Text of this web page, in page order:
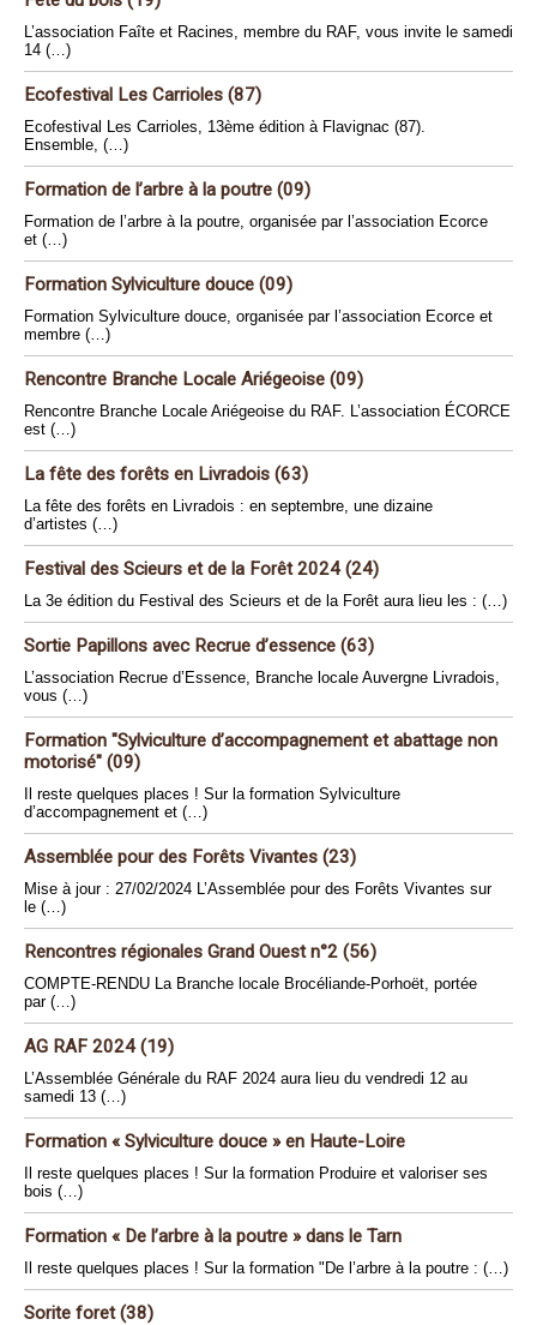
L’association Faîte et Racines, membre du RAF, vous invite le samedi
14 (…)
Ecofestival Les Carrioles (87)
Ecofestival Les Carrioles, 13ème édition à Flavignac (87).
Ensemble, (…)
Formation de l’arbre à la poutre (09)
Formation de l’arbre à la poutre, organisée par l’association Ecorce
et (…)
Formation Sylviculture douce (09)
Formation Sylviculture douce, organisée par l’association Ecorce et
membre (…)
Rencontre Branche Locale Ariégeoise (09)
Rencontre Branche Locale Ariégeoise du RAF. L’association ÉCORCE
est (…)
La fête des forêts en Livradois (63)
La fête des forêts en Livradois : en septembre, une dizaine
d’artistes (…)
Festival des Scieurs et de la Forêt 2024 (24)
La 3e édition du Festival des Scieurs et de la Forêt aura lieu les : (…)
Sortie Papillons avec Recrue d’essence (63)
L’association Recrue d’Essence, Branche locale Auvergne Livradois,
vous (…)
Formation "Sylviculture d’accompagnement et abattage non
motorisé" (09)
Il reste quelques places ! Sur la formation Sylviculture
d’accompagnement et (…)
Assemblée pour des Forêts Vivantes (23)
Mise à jour : 27/02/2024 L’Assemblée pour des Forêts Vivantes sur
le (…)
Rencontres régionales Grand Ouest n°2 (56)
COMPTE-RENDU La Branche locale Brocéliande-Porhoët, portée
par (…)
AG RAF 2024 (19)
L’Assemblée Générale du RAF 2024 aura lieu du vendredi 12 au
samedi 13 (…)
Formation « Sylviculture douce » en Haute-Loire
Il reste quelques places ! Sur la formation Produire et valoriser ses
bois (…)
Formation « De l’arbre à la poutre » dans le Tarn
Il reste quelques places ! Sur la formation "De l’arbre à la poutre : (…)
Sorite foret (38)